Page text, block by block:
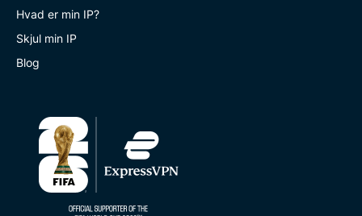
Hvad er min IP?
Skjul min IP
Blog